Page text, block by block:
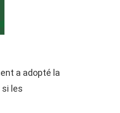
a adopté la
si les